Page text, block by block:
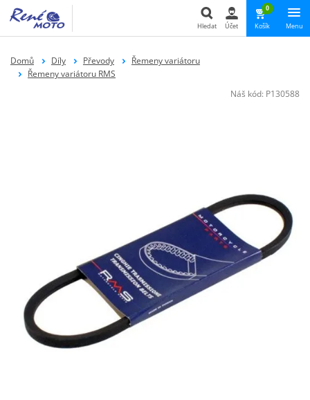
Hledat Účet
0
Košík Menu
Domů Díly Převody
Řemeny variátoru
Řemeny variátoru RMS
Náš kód: P130588